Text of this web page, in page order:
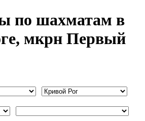
по шахматам в
мкрн Первый